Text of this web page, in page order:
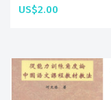
US$2.00